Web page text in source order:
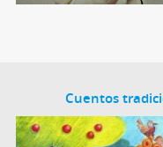
Cuentos